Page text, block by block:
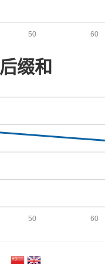
60
50
后缀和
60
50